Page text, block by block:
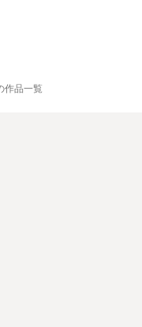
作品一覧